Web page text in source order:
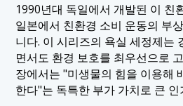
1990년대 독일에서 개발된 이 친
일본에서 친환경 소비 운동의 부
니다. 이 시리즈의 욕실 세정제는
면서도 환경 보호를 최우선으로
장에서는 "미생물의 힘을 이용해
한다"는 독특한 부가 가치로 큰